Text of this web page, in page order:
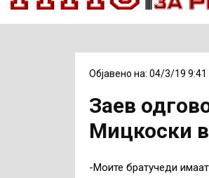
Објавено на: 04/3/19 9:41
Заев
Мицкоски
-Моите братучеди